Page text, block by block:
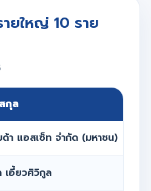
ยใหญ่ 10 ราย
กุล
า แอสเซ็ท จำกัด (มหาชน)
เอี้ยวศิวิกูล